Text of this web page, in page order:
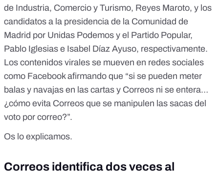
de Industria, Comercio y Turismo, Reyes Maroto, y los
candidatos a la presidencia de la Comunidad de
Madrid por Unidas Podemos y el Partido Popular,
Pablo Iglesias e Isabel Díaz Ayuso, respectivamente.
Los contenidos virales se mueven en redes sociales
como Facebookafirmando que “si se pueden meter
balas y navajas en las cartas y Correos ni se entera…
¿cómo evita Correos que se manipulen las sacas del
voto por correo?”.
Os lo explicamos.
Correos identifica dos veces al